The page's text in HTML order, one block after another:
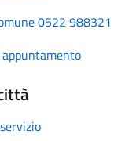
0522 988321